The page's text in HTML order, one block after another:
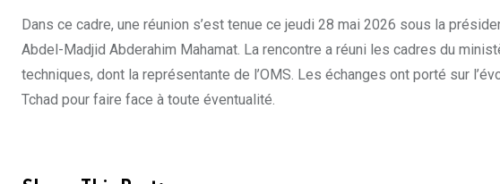
Dans ce cadre, une réunion s’est tenue ce jeudi 28 mai 2026 sous la
Abdel-Madjid Abderahim Mahamat. La rencontre a réuni les cadres du
techniques, dont la représentante de l’OMS. Les échanges ont porté sur
Tchad pour faire face à toute éventualité.